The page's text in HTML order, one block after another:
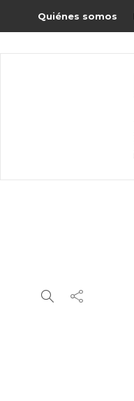
Quiénes somos